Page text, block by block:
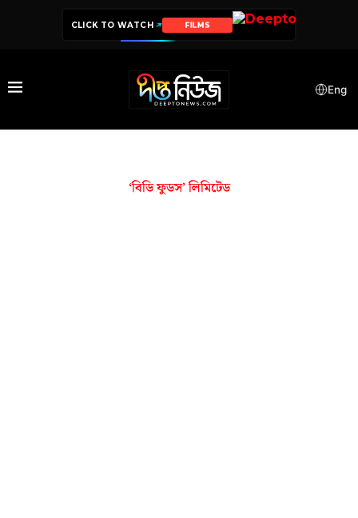
CLICK TO WATCH FILMS
Eng
‘বিডি ফুডস’ লিমিটেড